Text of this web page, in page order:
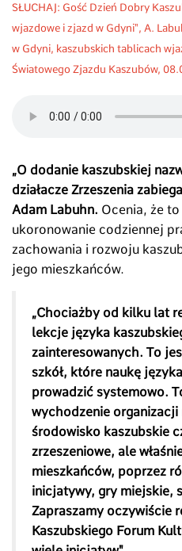
SŁUCHAJ: Gość Dzień Dobry
wjazdowe i zjazd w Gdyni", A.
w Gdyni, kaszubskich tablicach
Światowego Zjazdu Kaszubów,
„O dodanie kaszubskiej
działacze Zrzeszenia
Adam Labuhn. Ocenia, że to
ukoronowanie codziennej
zachowania i rozwoju
jego mieszkańców.
„Chociażby od kilku lat
lekcje języka
zainteresowanych. To
szkół, które naukę
prowadzić systemowo.
wychodzenie organizacji
środowisko kaszubskie
zrzeszeniowe, ale
mieszkańców, poprzez
inicjatywy, gry miejskie,
Zapraszamy oczywiście
Kaszubskiego Forum